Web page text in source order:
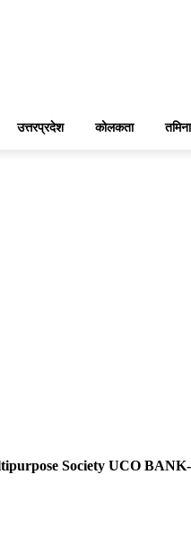
उत्तरप्रदेश कोलकता
Society UCO